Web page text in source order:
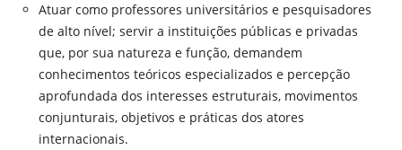
Atuar como professores universitários e pesquisadores
de alto nível; servir a instituições públicas e privadas
que, por sua natureza e função, demandem
conhecimentos teóricos especializados e percepção
aprofundada dos interesses estruturais, movimentos
conjunturais, objetivos e práticas dos atores
internacionais.